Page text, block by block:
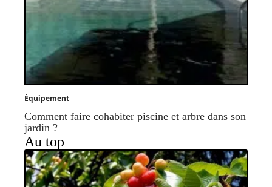
Équipement
Comment faire cohabiter piscine et arbre dans son
jardin ?
Au top